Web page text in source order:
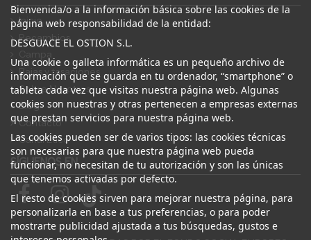
Inicio
Recambios
Bajas y tasaciones
Sobre Nosotros
Blog
Contacto
Canal Ético
Bienvenida/o a la información básica sobre las cookies de la
página web responsabilidad de la entidad:
DESGUACE EL OSTION S.L.
Una cookie o galleta informática es un pequeño archivo de
información que se guarda en tu ordenador, “smartphone” o
tableta cada vez que visitas nuestra página web. Algunas
cookies son nuestras y otras pertenecen a empresas externas
que prestan servicios para nuestra página web.
Las cookies pueden ser de varios tipos: las cookies técnicas
son necesarias para que nuestra página web pueda
funcionar, no necesitan de tu autorización y son las únicas
que tenemos activadas por defecto.
El resto de cookies sirven para mejorar nuestra página, para
personalizarla en base a tus preferencias, o para poder
mostrarte publicidad ajustada a tus búsquedas, gustos e
SÍGUENOS EN